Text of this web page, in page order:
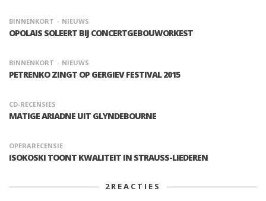
BINNENKORT NIEUWS
OPOLAIS SOLEERT BIJ CONCERTGEBOUWORKEST
BINNENKORT NIEUWS
PETRENKO ZINGT OP GERGIEV FESTIVAL 2015
CD-RECENSIES
MATIGE ARIADNE UIT GLYNDEBOURNE
OPERARECENSIE
ISOKOSKI TOONT KWALITEIT IN STRAUSS-LIEDEREN
2REACTIES